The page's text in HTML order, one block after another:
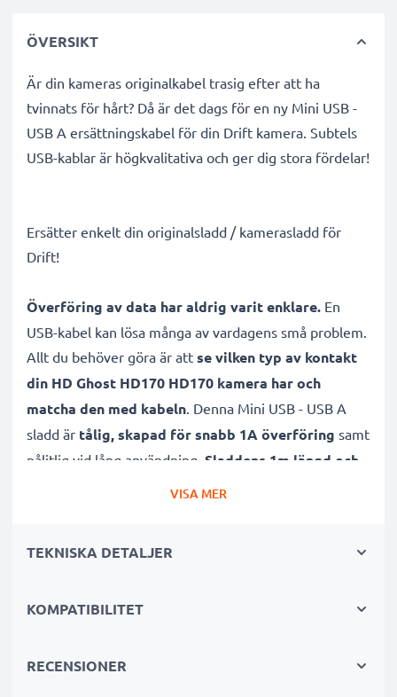
ÖVERSIKT
Är din kameras originalkabel trasig efter att ha
tvinnats för hårt? Då är det dags för en ny Mini USB -
USB A ersättningskabel för din Drift kamera. Subtels
USB-kablar är högkvalitativa och ger dig stora fördelar!
Ersätter enkelt din originalsladd / kamerasladd för
Drift!
Överföring av data har aldrig varit enklare. En
USB-kabel kan lösa många av vardagens små problem.
Allt du behöver göra är att se vilken typ av kontakt
din HD Ghost HD170 HD170 kamera har och
matcha den med kabeln. Denna Mini USB - USB A
sladd är tålig, skapad för snabb 1A överföring samt
pålitlig vid lång användning. Sladdens 1m längd och
PVC material gör kabeln hållbar
Självklartstödjer den även både software samt
fungerande och uppdaterad på ett kick!
Många fördelar med denna Mini USB
VISA MER
TEKNISKA DETALJER
KOMPATIBILITET
RECENSIONER